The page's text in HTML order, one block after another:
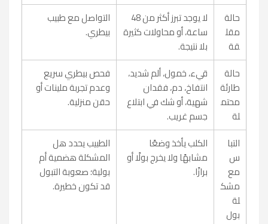
حالة
مقل
قة
لا يوجد تبرز أكثر من 48
ساعة، أو محاولات كثيرة
بلا نتيجة.
التواصل مع طبيب
بيطري.
حالة
طارئة
محتم
لة
قيء، خمول، ألم شديد،
انتفاخ، دم، فقدان
شهية، أو شك في ابتلاع
جسم غريب.
فحص بيطري سريع
وعدم تجربة ملينات أو
حقن منزلية.
التبا
س
مع
مشك
لة
بول
الكلب يأخذ وضعًا
مشابهًا ولا يخرج بولًا أو
برازًا.
الطبيب يحدد هل
المشكلة هضمية أم
بولية؛ صعوبة التبول
قد تكون خطيرة.